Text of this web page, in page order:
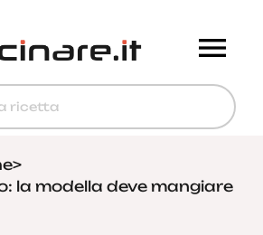
>
la modella deve mangiare